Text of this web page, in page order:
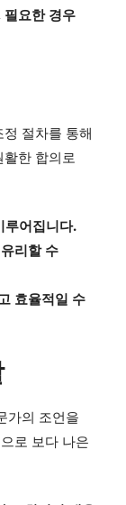
필요한 경우
절차를 통해
한 합의로
루어집니다.
리할 수
효율적일 수
가의 조언을
로 보다 나은